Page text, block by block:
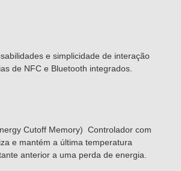
e simplicidade de interação
de NFC e Bluetooth integrados.
Cutoff Memory) Controlador com
e mantém a última temperatura
anterior a uma perda de energia.